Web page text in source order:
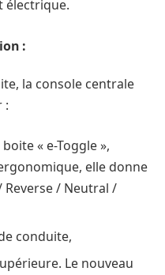
électrique.
:
la console centrale
:
« e-Toggle »,
elle donne
Reverse / Neutral /
conduite,
Le nouveau